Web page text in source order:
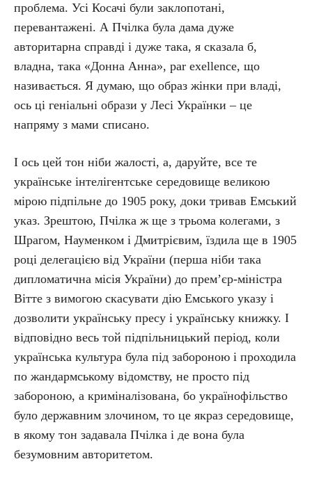
проблема. Усі Косачі були заклопотані,
перевантажені. А Пчілка була дама дуже
авторитарна справді і дуже така, я сказала б,
владна, така «Донна Анна», par exellence, що
називається. Я думаю, що образ жінки при владі,
ось ці геніальні образи у Лесі Українки – це
напряму з мами списано.
І ось цей тон ніби жалості, а, даруйте, все те
українське інтелігентське середовище великою
мірою підпільне до 1905 року, доки тривав Емський
указ. Зрештою, Пчілка ж ще з трьома колегами, з
Шрагом, Науменком і Дмитрієвим, їздила ще в 1905
році делегацією від України (перша ніби така
дипломатична місія України) до прем’єр-міністра
Вітте з вимогою скасувати дію Емського указу і
дозволити українську пресу і українську книжку. І
відповідно весь той підпільницький період, коли
українська культура була під забороною і проходила
по жандармському відомству, не просто під
забороною, а криміналізована, бо українофільство
було державним злочином, то це якраз середовище,
в якому тон задавала Пчілка і де вона була
безумовним авторитетом.